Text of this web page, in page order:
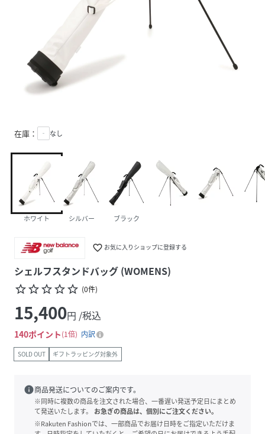
在庫： ‐ なし
ホワイト シルバー ブラック
favorite_border お気に入りショップに登録する
シェルフスタンドバッグ (WOMENS)
star_borderstar_borderstar_borderstar_borderstar_border (0件)
15,400円 /税込
140ポイント 1倍 内訳
SOLD OUT ギフトラッピング対象外
info商品発送についてのご案内です。
※同時に複数の商品を注文された場合、一番遅い発送予定日にまとめ
て発送いたします。
お急ぎの商品は、個別にご注文ください。
※Rakuten Fashionでは、一部商品でお届け日時をご指定いただけま